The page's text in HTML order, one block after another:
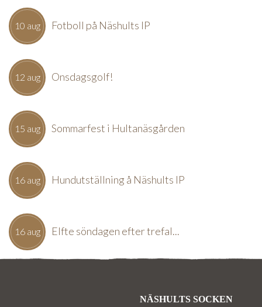
10 aug Fotboll på Näshults IP
12 aug Onsdagsgolf!
15 aug Sommarfest i Hultanäsgården
16 aug Hundutställning å Näshults IP
16 aug Elfte söndagen efter trefal...
NÄSHULTS SOCKEN